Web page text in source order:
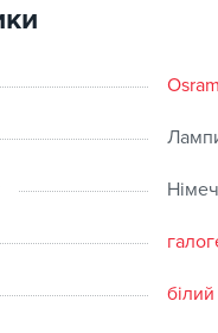
3900 K;
Osram
білий